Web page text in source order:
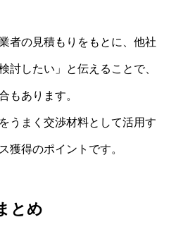
者の見積もりをもとに、他社
討したい」と伝えることで、
もあります。
うまく交渉材料として活用す
獲得のポイントです。
とめ